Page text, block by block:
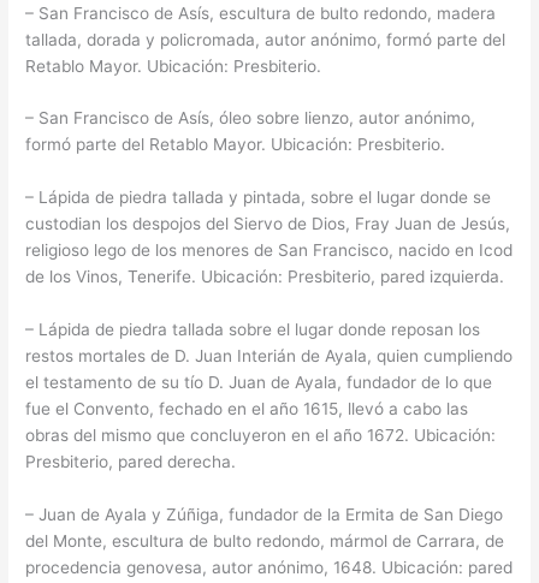
– San Francisco de Asís, escultura de bulto redondo, madera
tallada, dorada y policromada, autor anónimo, formó parte del
Retablo Mayor. Ubicación: Presbiterio.
– San Francisco de Asís, óleo sobre lienzo, autor anónimo,
formó parte del Retablo Mayor. Ubicación: Presbiterio.
– Lápida de piedra tallada y pintada, sobre el lugar donde se
custodian los despojos del Siervo de Dios, Fray Juan de Jesús,
religioso lego de los menores de San Francisco, nacido en Icod
de los Vinos, Tenerife. Ubicación: Presbiterio, pared izquierda.
– Lápida de piedra tallada sobre el lugar donde reposan los
restos mortales de D. Juan Interián de Ayala, quien cumpliendo
el testamento de su tío D. Juan de Ayala, fundador de lo que
fue el Convento, fechado en el año 1615, llevó a cabo las
obras del mismo que concluyeron en el año 1672. Ubicación:
Presbiterio, pared derecha.
– Juan de Ayala y Zúñiga, fundador de la Ermita de San Diego
del Monte, escultura de bulto redondo, mármol de Carrara, de
procedencia genovesa, autor anónimo, 1648. Ubicación: pared